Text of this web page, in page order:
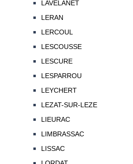
LAVELANET
LERAN
LERCOUL
LESCOUSSE
LESCURE
LESPARROU
LEYCHERT
LEZAT-SUR-LEZE
LIEURAC
LIMBRASSAC
LISSAC